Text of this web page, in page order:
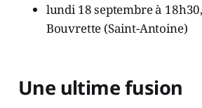
lundi 18 septembre à
Bouvrette (Saint-Antoine)
Une ultime fusion